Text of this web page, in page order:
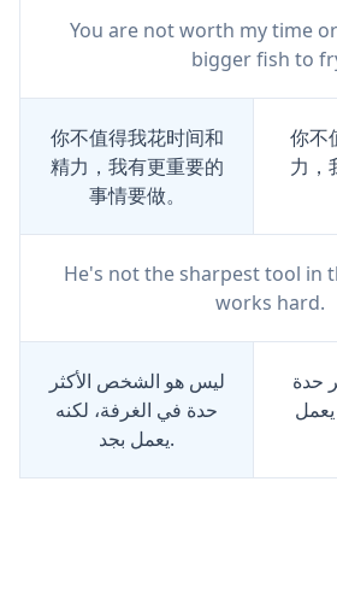
You are not worth my time
bigger fish to
你不值得我花时间和
精力，我有更重要的
事情要做。
你不
力，
He's not the sharpest tool in
works hard.
ليس هو الشخص الأكثر
حدة في الغرفة، لكنه
يعمل بجد.
حدة